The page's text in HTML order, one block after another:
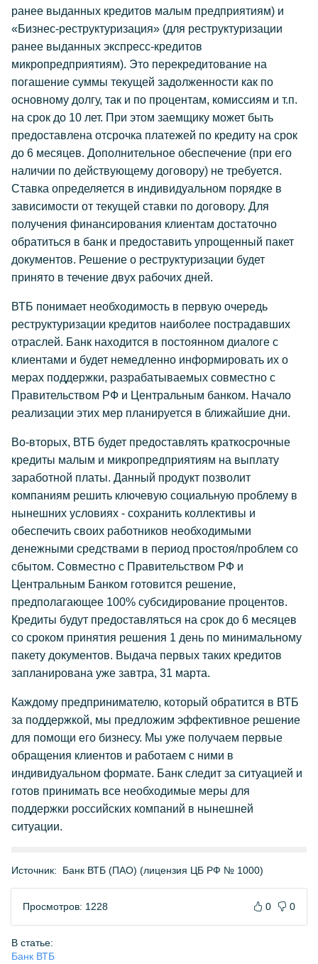
ранее выданных кредитов малым предприятиям) и
«Бизнес-реструктуризация» (для реструктуризации
ранее выданных экспресс-кредитов
микропредприятиям). Это перекредитование на
погашение суммы текущей задолженности как по
основному долгу, так и по процентам, комиссиям и т.п.
на срок до 10 лет. При этом заемщику может быть
предоставлена отсрочка платежей по кредиту на срок
до 6 месяцев. Дополнительное обеспечение (при его
наличии по действующему договору) не требуется.
Ставка определяется в индивидуальном порядке в
зависимости от текущей ставки по договору. Для
получения финансирования клиентам достаточно
обратиться в банк и предоставить упрощенный пакет
документов. Решение о реструктуризации будет
принято в течение двух рабочих дней.
ВТБ понимает необходимость в первую очередь
реструктуризации кредитов наиболее пострадавших
отраслей. Банк находится в постоянном диалоге с
клиентами и будет немедленно информировать их о
мерах поддержки, разрабатываемых совместно с
Правительством РФ и Центральным банком. Начало
реализации этих мер планируется в ближайшие дни.
Во-вторых, ВТБ будет предоставлять краткосрочные
кредиты малым и микропредприятиям на выплату
заработной платы. Данный продукт позволит
компаниям решить ключевую социальную проблему в
нынешних условиях - сохранить коллективы и
обеспечить своих работников необходимыми
денежными средствами в период простоя/проблем со
сбытом. Совместно с Правительством РФ и
Центральным Банком готовится решение,
предполагающее 100% субсидирование процентов.
Кредиты будут предоставляться на срок до 6 месяцев
со сроком принятия решения 1 день по минимальному
пакету документов. Выдача первых таких кредитов
запланирована уже завтра, 31 марта.
Каждому предпринимателю, который обратится в ВТБ
за поддержкой, мы предложим эффективное решение
для помощи его бизнесу. Мы уже получаем первые
обращения клиентов и работаем с ними в
индивидуальном формате. Банк следит за ситуацией и
готов принимать все необходимые меры для
поддержки российских компаний в нынешней
ситуации.
Источник: Банк ВТБ (ПАО) (лицензия ЦБ РФ № 1000)
Просмотров: 1228 0 0
В статье:
Банк ВТБ